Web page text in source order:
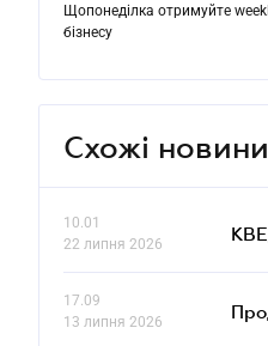
Щопонеділка отримуйте
бізнесу
Схожі новини
10.01
22 липня 2026
17.09
13 липня 2026